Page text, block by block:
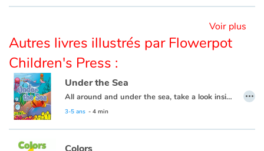
Rencontres et témoignages
Contes d'ici et d'ailleurs
Autour de la lecture
Apprendre à lire
Livre audio
Voir plus
Autres livres illustrés par Flowerpot
Children's Press :
Under the Sea
All around and under the sea, take a look inside and explore with me.
3-5 ans - 4 min
…